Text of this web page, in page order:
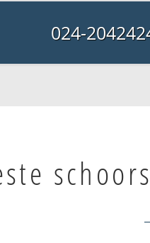
024-